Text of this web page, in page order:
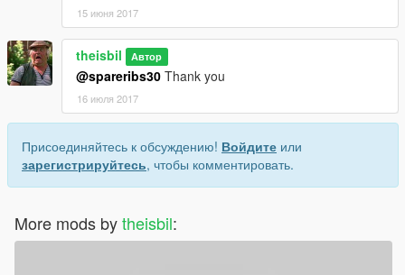
15 июня 2017
theisbil Автор
@spareribs30 Thank you
16 июля 2017
Присоединяйтесь к обсуждению! Войдите или
зарегистрируйтесь, чтобы комментировать.
More mods bytheisbil: